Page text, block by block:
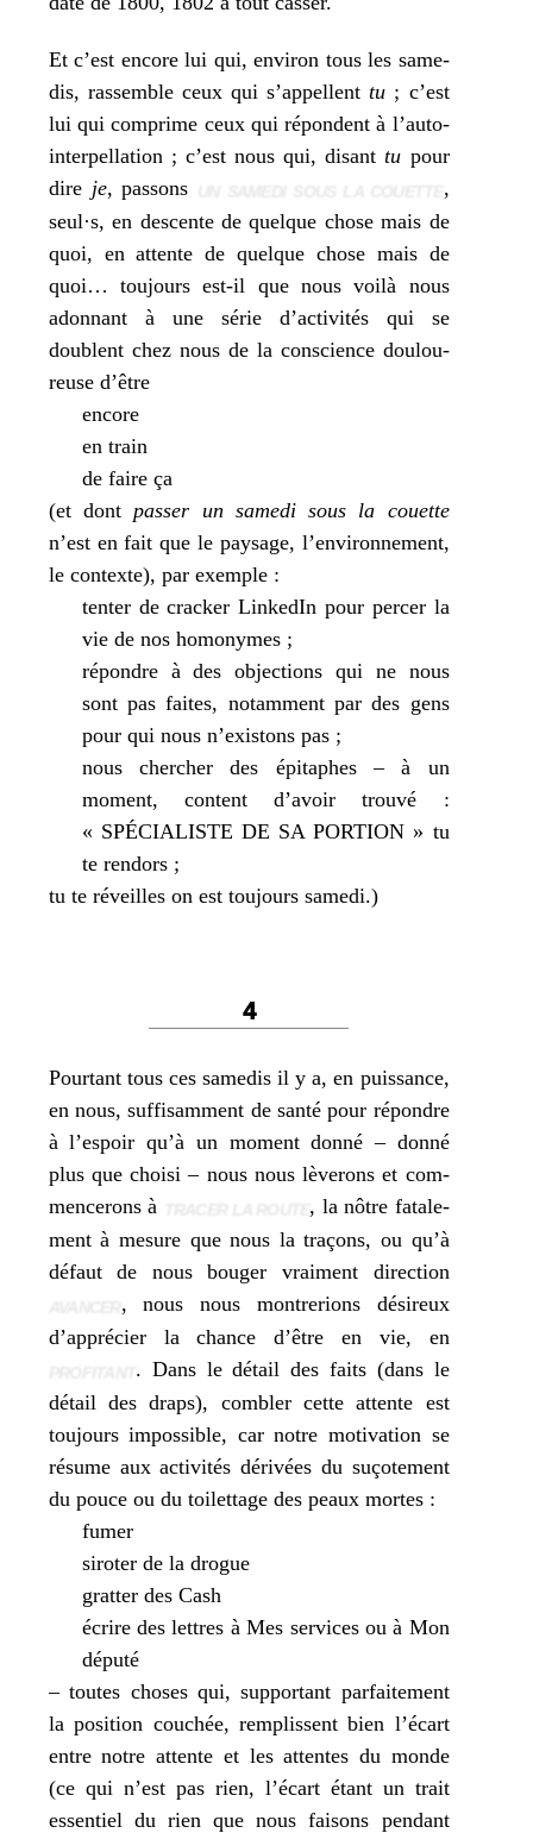
Et c’est encore lui qui, envi­ron tous les same­
dis, ras­semble ceux qui s’appellenttu ; c’est
lui qui com­prime ceux qui répondent à l’auto-
interpellation ; c’est nous qui, disanttu pour
dire je, pas­sons
,
seul·s, en des­cente de quelque chose mais de
quoi, en attente de quelque chose mais de
quoi… tou­jours est-il que nous voi­là nous
adon­nant à une série d’activités qui se
doublent chez nous de la conscience dou­lou­
reuse d’être
encore
en train
de faire ça
(et dont pas­ser un same­di sous la couette
n’est en fait que le pay­sage, l’environnement,
le contexte), par exemple :
ten­ter de cra­cker LinkedIn pour per­cer la
vie de nos homo­nymes ;
répondre à des objec­tions qui ne nous
sont pas faites, notam­ment par des gens
pour qui nous n’existons pas ;
nous cher­cher des épi­taphes – à un
moment, content d’avoir trou­vé :
« SPÉCIALISTE DE SA PORTION » tu
te ren­dors ;
tu te réveilles on est tou­jours samedi.)
4
Pourtant tous ces same­dis il y a, en puis­sance,
en nous, suf­fi­sam­ment de san­té pour répondre
à l’espoir qu’à un moment don­né – don­né
plus que choi­si – nous nous lève­rons et com­
men­ce­rons à
, la nôtre fata­le­
ment à mesure que nous la tra­çons, ou qu’à
défaut de nous bou­ger vrai­ment direc­tion
, nous nous mon­tre­rions dési­reux
d’apprécier la chance d’être en vie, en
. Dans le détail des faits (dans le
détail des draps), com­bler cette attente est
tou­jours impos­sible, car notre moti­va­tion se
résume aux acti­vi­tés déri­vées du suço­te­ment
du pouce ou du toi­let­tage des peaux mortes :
fumer
siro­ter de la drogue
grat­ter des Cash
écrire des lettres à Mes ser­vices ou à Mon
dépu­té
– toutes choses qui, sup­por­tant par­fai­te­ment
la posi­tion cou­chée, rem­plissent bien l’écart
entre notre attente et les attentes du monde
(ce qui n’est pas rien, l’écart étant un trait
essen­tiel du rien que nous fai­sons pen­dant